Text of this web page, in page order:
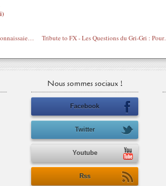
Devoir d'histoire - Quand les Ouattara reconnaissaient les 70% de participation fatals à sa pseudo victoire Tribute to FX - Les
Nous sommes sociaux !
Facebook
Twitter
Youtube
Rss